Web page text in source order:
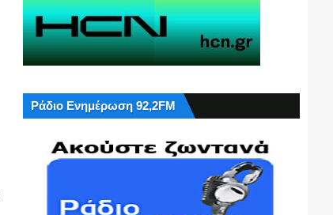
Ράδιο Ενημέρωση 92,2FM